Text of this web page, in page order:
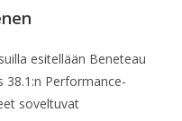
esitellään Beneteau
38.1:n Performance-
soveltuvat